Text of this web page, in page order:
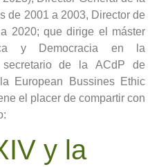
de 2001 a 2003, Director de
2020; que dirige el máster
y Democracia en la
secretario de la ACdP de
European Bussines Ethic
el placer de compartir con
y la